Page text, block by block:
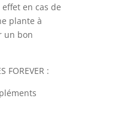
en cas de
plante à
un bon
FOREVER :